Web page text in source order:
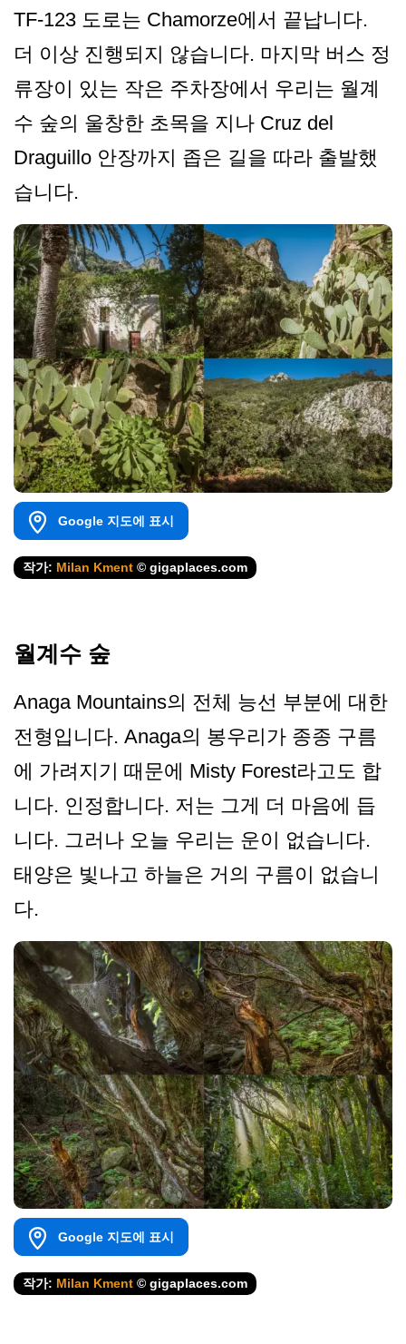
TF-123 도로는 Chamorze에서 끝납니다.
더 이상 진행되지 않습니다. 마지막 버스 정
류장이 있는 작은 주차장에서 우리는 월계
수 숲의 울창한 초목을 지나 Cruz del
Draguillo 안장까지 좁은 길을 따라 출발했
습니다.
Google 지도에 표시
작가: Milan Kment © gigaplaces.com
월계수 숲
Anaga Mountains의 전체 능선 부분에 대한
전형입니다. Anaga의 봉우리가 종종 구름
에 가려지기 때문에 Misty Forest라고도 합
니다. 인정합니다. 저는 그게 더 마음에 듭
니다. 그러나 오늘 우리는 운이 없습니다.
태양은 빛나고 하늘은 거의 구름이 없습니
다.
Google 지도에 표시
작가: Milan Kment © gigaplaces.com